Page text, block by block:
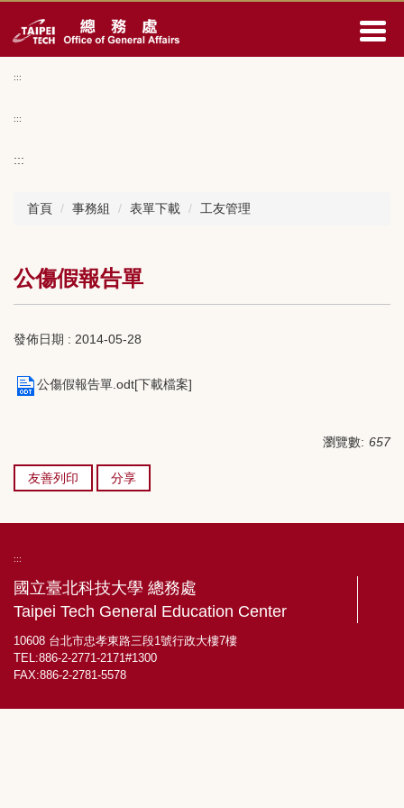
到
區
:::
:::
:::
首頁 事務組 表單下載 工友管理
公傷假報告單
發佈日期 : 2014-05-28
公傷假報告單.odt[下載檔案]
瀏覽數: 657
友善列印 分享
:::
國立臺北科技大學 總務處
Taipei Tech General Education Center
10608 台北市忠孝東路三段1號行政大樓7樓
TEL:886-2-2771-2171#1300
FAX:886-2-2781-5578